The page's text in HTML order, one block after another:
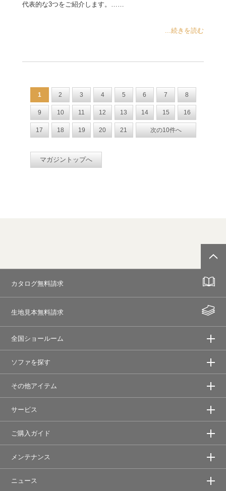
代表的な3つをご紹介します。……
...続きを読む
1 2 3 4 5 6 7 8
9 10 11 12 13 14 15 16
17 18 19 20 21 次の10件へ
マガジントップへ
カタログ無料請求
生地見本無料請求
全国ショールーム
ソファを探す
その他アイテム
サービス
ご購入ガイド
メンテナンス
ニュース